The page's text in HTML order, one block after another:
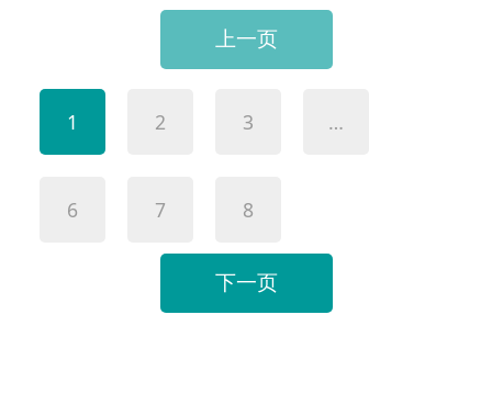
上一页
1 2 3 …
6 7 8
下一页